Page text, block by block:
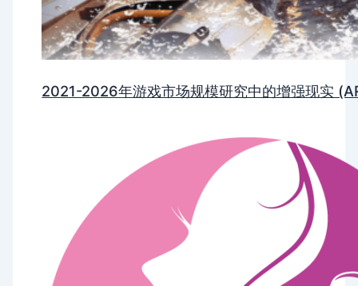
2021-2026年游戏市场规模研究中的增强现实